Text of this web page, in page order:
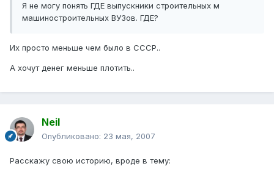
Я не могу понять ГДЕ выпускники строительных м
машиностроительных ВУЗов. ГДЕ?
Их просто меньше чем было в СССР..
А хочут денег меньше плотить..
Neil
Опубликовано: 23 мая, 2007
Расскажу свою историю, вроде в тему: